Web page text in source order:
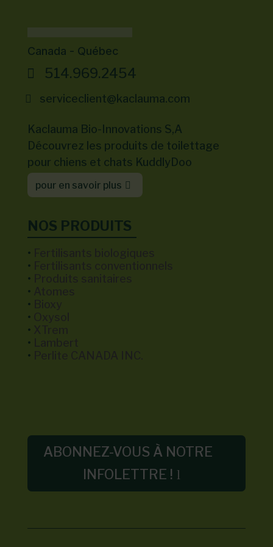
Canada - Québec
514.969.2454
serviceclient@kaclauma.com
Kaclauma Bio-Innovations S,A
Découvrez les produits de toilettage
pour chiens et chats KuddlyDoo
pour en savoir plus
NOS PRODUITS
•
•
•
•
•
•
•
•
•
ABONNEZ-VOUS À NOTRE
INFOLETTRE !